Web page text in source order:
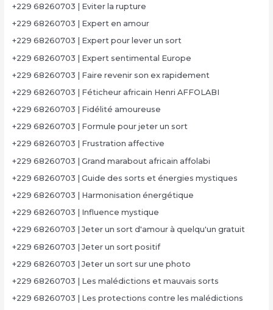
+229 68260703 | Eviter la rupture
+229 68260703 | Expert en amour
+229 68260703 | Expert pour lever un sort
+229 68260703 | Expert sentimental Europe
+229 68260703 | Faire revenir son ex rapidement
+229 68260703 | Féticheur africain Henri AFFOLABI
+229 68260703 | Fidélité amoureuse
+229 68260703 | Formule pour jeter un sort
+229 68260703 | Frustration affective
+229 68260703 | Grand marabout africain affolabi
+229 68260703 | Guide des sorts et énergies mystiques
+229 68260703 | Harmonisation énergétique
+229 68260703 | Influence mystique
+229 68260703 | Jeter un sort d'amour à quelqu'un gratuit
+229 68260703 | Jeter un sort positif
+229 68260703 | Jeter un sort sur une photo
+229 68260703 | Les malédictions et mauvais sorts
+229 68260703 | Les protections contre les malédictions